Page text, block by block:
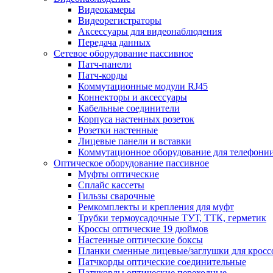
Видеокамеры
Видеорегистраторы
Аксессуары для видеонаблюдения
Передача данных
Сетевое оборудование пассивное
Патч-панели
Патч-корды
Коммутационные модули RJ45
Коннекторы и аксессуары
Кабельные соединители
Корпуса настенных розеток
Розетки настенные
Лицевые панели и вставки
Коммутационное оборудование для
Оптическое оборудование пассивное
Муфты оптические
Сплайс кассеты
Гильзы сварочные
Ремкомплекты и крепления для муфт
Трубки термоусадочные ТУТ, ТТК, герметик
Кроссы оптические 19 дюймов
Настенные оптические боксы
Планки сменные лицевые/заглушки для
Патчкорды оптические соединительные